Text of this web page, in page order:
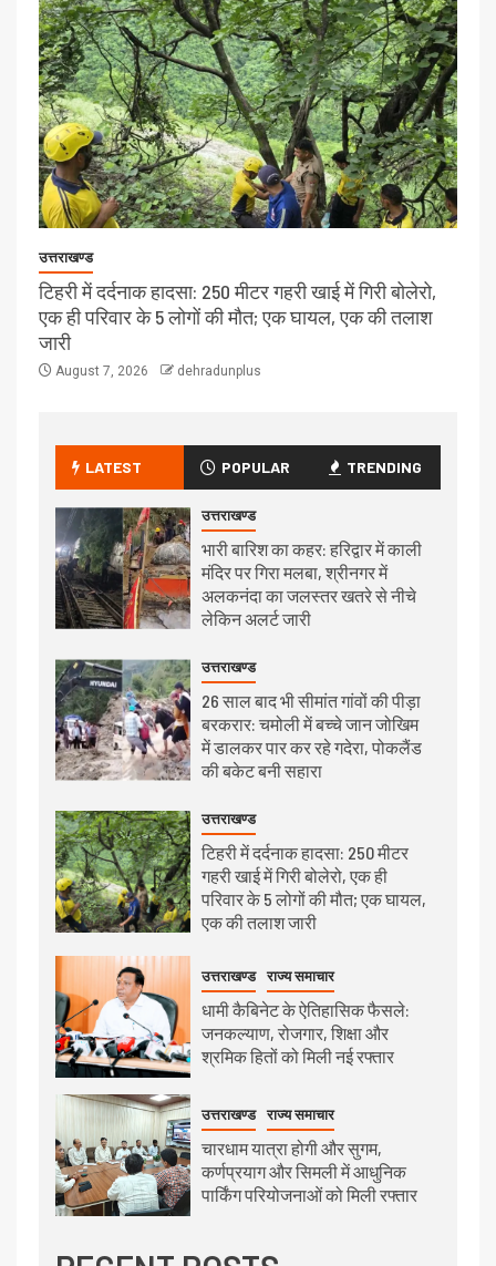
उत्तराखण्ड
टिहरी में दर्दनाक हादसा: 250 मीटर गहरी खाई में गिरी बोलेरो,
एक ही परिवार के 5 लोगों की मौत; एक घायल, एक की तलाश
जारी
August 7, 2026 dehradunplus
LATEST POPULAR TRENDING
उत्तराखण्ड
भारी बारिश का कहर: हरिद्वार में काली
मंदिर पर गिरा मलबा, श्रीनगर में
अलकनंदा का जलस्तर खतरे से नीचे
लेकिन अलर्ट जारी
उत्तराखण्ड
26 साल बाद भी सीमांत गांवों की पीड़ा
बरकरार: चमोली में बच्चे जान जोखिम
में डालकर पार कर रहे गदेरा, पोकलैंड
की बकेट बनी सहारा
उत्तराखण्ड
टिहरी में दर्दनाक हादसा: 250 मीटर
गहरी खाई में गिरी बोलेरो, एक ही
परिवार के 5 लोगों की मौत; एक घायल,
एक की तलाश जारी
उत्तराखण्ड राज्य समाचार
धामी कैबिनेट के ऐतिहासिक फैसले:
जनकल्याण, रोजगार, शिक्षा और
श्रमिक हितों को मिली नई रफ्तार
उत्तराखण्ड राज्य समाचार
चारधाम यात्रा होगी और सुगम,
कर्णप्रयाग और सिमली में आधुनिक
पार्किंग परियोजनाओं को मिली रफ्तार